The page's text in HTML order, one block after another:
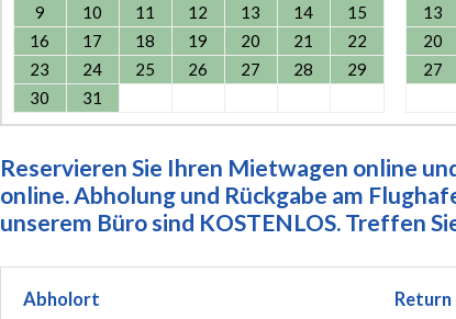
9
10 11 12 13 14
15
16
17 18 19 20 21
22
23
24 25 26 27 28
29
30
31
13
20
27
Reservieren Sie Ihren Mietwagen online
online. Abholung und Rückgabe am
unserem Büro sind KOSTENLOS. Treffen
Abholort